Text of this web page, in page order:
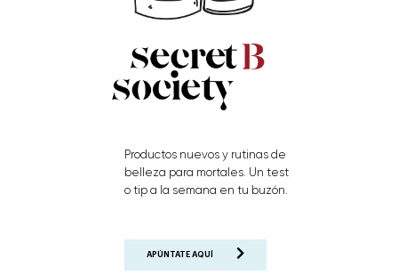
Productos nuevos y rutinas de
belleza para mortales. Un test
o tip a la semana en tu buzón.
APÚNTATE AQUÍ